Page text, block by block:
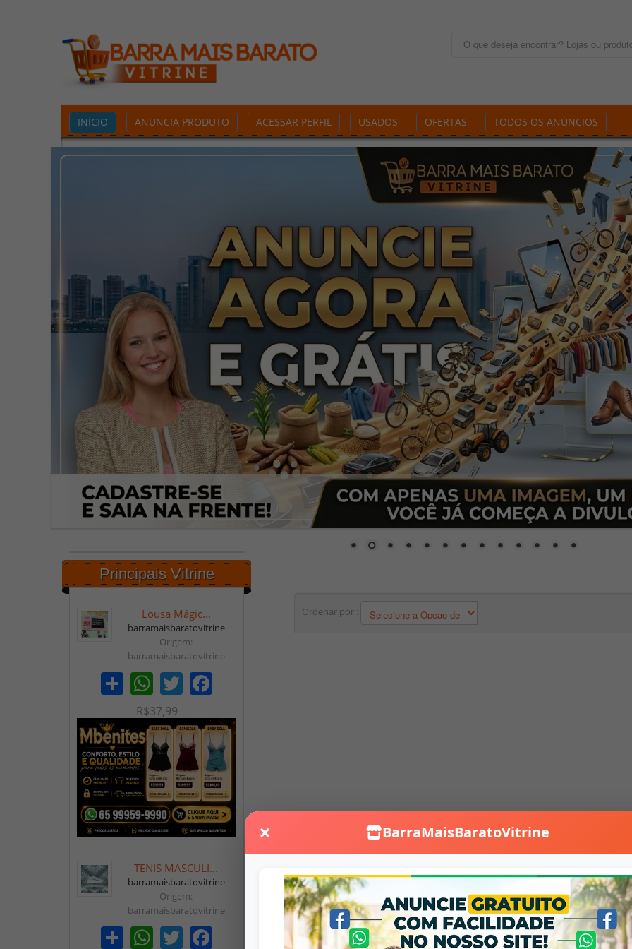
× BarraMaisBaratoVitrine
Falar no WhatsApp
INÍCIO ANUNCIA PRODUTO ACESSAR PERFIL USADOS OFERTAS TODOS OS ANÚNCIOS
Principais Vitrine
Lousa Mágic...
barramaisbaratovitrine
Origem:
barramaisbaratovitrine
Share WhatsAppTwitter Facebook
R$37,99
TENIS MASCULI...
barramaisbaratovitrine
Origem:
barramaisbaratovitrine
Share WhatsAppTwitter Facebook
Ordenar por :